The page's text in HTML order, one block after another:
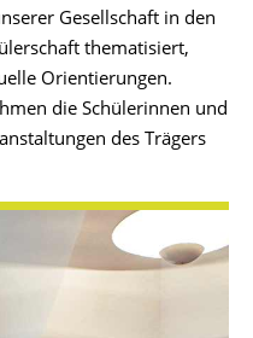
Gesellschaft in den
thematisiert,
Orientierungen.
die Schülerinnen und
des Trägers